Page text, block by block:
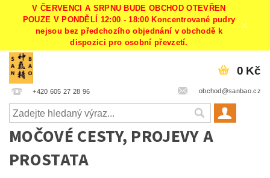
V ČERVENCI A SRPNU BUDE OBCHOD OTEVŘEN
POUZE V PONDĚLÍ 12:00 - 18:00 Koncentrované pudry
nejsou bez předchozího objednání v obchodě k
dispozici pro osobní převzetí.
+420 605 27 28 96 obchod@sanbao.cz
0 Kč
MOČOVÉ CESTY, PROJEVY A
PROSTATA